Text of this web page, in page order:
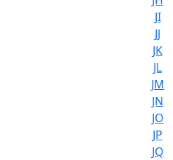
JI
JJ
JK
JL
JM
JN
JO
JP
JQ